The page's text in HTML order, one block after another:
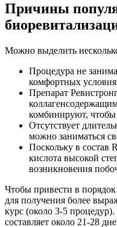
Причины
Можно выделить
Процедура не
комфортных
Препарат
комбинируют, чтобы
Отсутствует
можно заниматься
Поскольку в состав
кислота высокой
возникновения
Чтобы привести в
для получения более
курс (около 3-5
составляет около 21-28